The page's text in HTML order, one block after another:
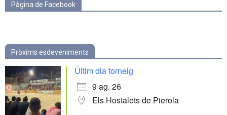
Pàgina de Facebook
Pròxims esdeveniments
Últim dia torneig
9 ag. 26
Els Hostalets de Pierola